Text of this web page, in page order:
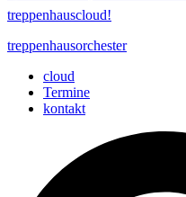
treppenhauscloud!
treppenhausorchester
cloud
Termine
kontakt